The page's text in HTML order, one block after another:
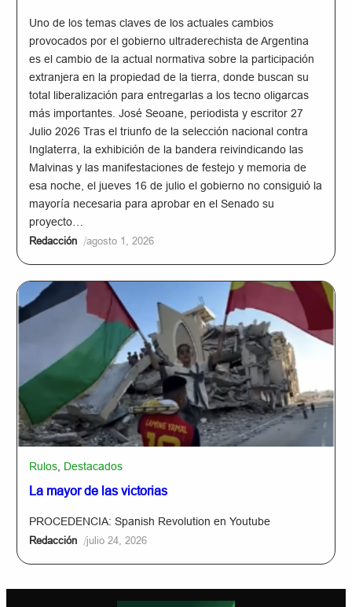
Uno de los temas claves de los actuales cambios
provocados por el gobierno ultraderechista de Argentina
es el cambio de la actual normativa sobre la participación
extranjera en la propiedad de la tierra, donde buscan su
total liberalización para entregarlas a los tecno oligarcas
más importantes. José Seoane, periodista y escritor 27
Julio 2026 Tras el triunfo de la selección nacional contra
Inglaterra, la exhibición de la bandera reivindicando las
Malvinas y las manifestaciones de festejo y memoria de
esa noche, el jueves 16 de julio el gobierno no consiguió la
mayoría necesaria para aprobar en el Senado su
proyecto…
Redacción /agosto 1, 2026
Rulos Destacados
La mayor de las victorias
PROCEDENCIA: Spanish Revolution en Youtube
Redacción /julio 24, 2026